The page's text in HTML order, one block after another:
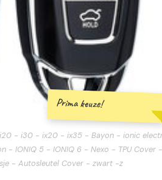
Prima keuze!
i20 - i30 - ix20 - ix35 - Bayon - ionic
- IONIQ 5 - IONIQ 6 - Nexo - TPU Cover -
- Autosleutel Cover - zwart -z